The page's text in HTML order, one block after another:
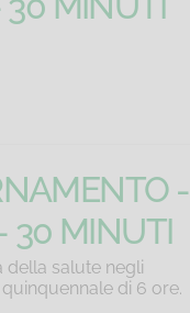
-
30 MINUTI
salute negli
di 6 ore.